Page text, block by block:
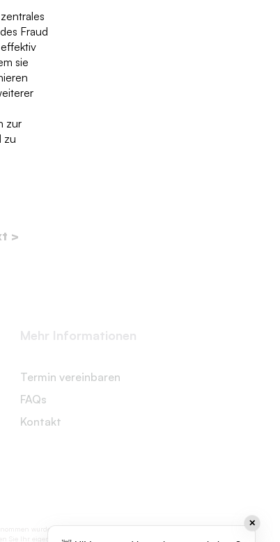
Fraud
sie
zur
zu
>
Mehr Informationen
Termin vereinbaren
FAQs
Kontakt
wurden, um Genauigkeit
Ihr eigenes Ermessen, wenn
✕